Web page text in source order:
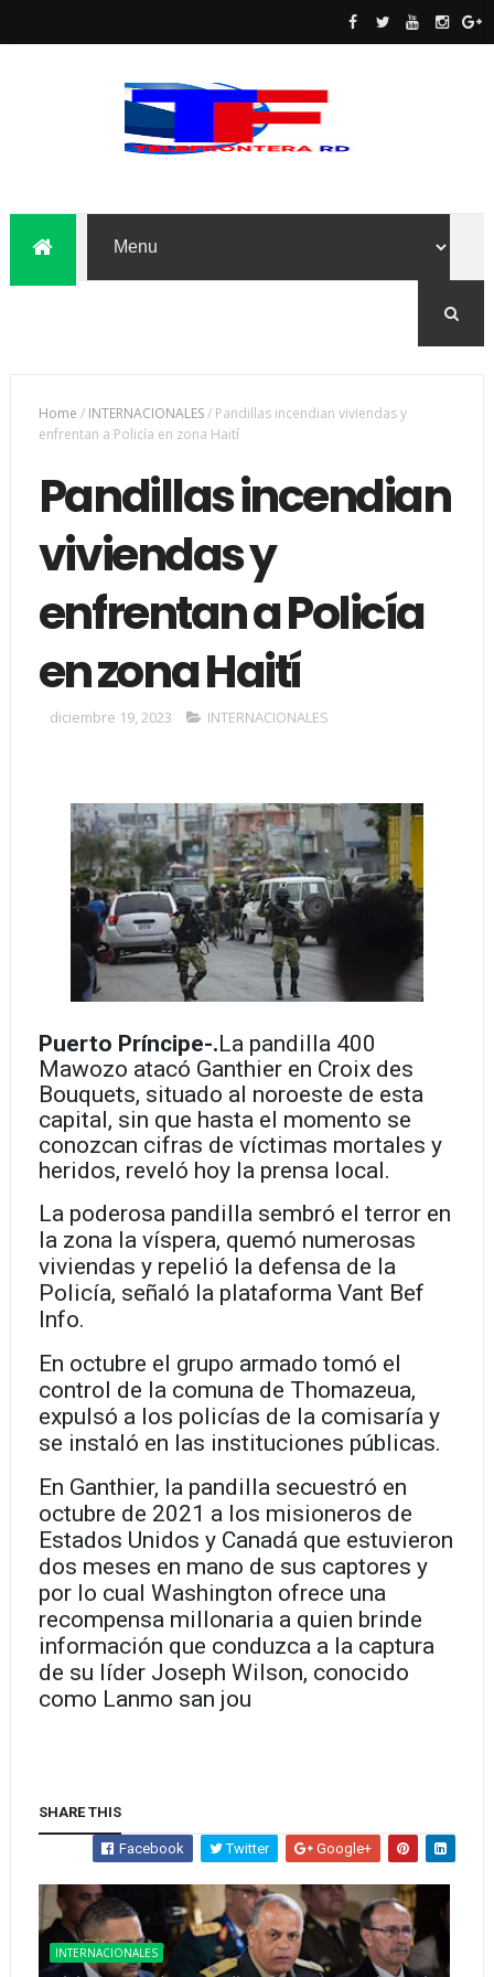
Home / INTERNACIONALES/ Pandillas incendian viviendas y
enfrentan a Policía en zona Haití
Pandillas incendian
viviendas y
enfrentan a Policía
en zona Haití
diciembre 19, 2023 INTERNACIONALES
Puerto Príncipe-.La pandilla 400
Mawozo atacó Ganthier en Croix des
Bouquets, situado al noroeste de esta
capital, sin que hasta el momento se
conozcan cifras de víctimas mortales y
heridos, reveló hoy la prensa local.
La poderosa pandilla sembró el terror en
la zona la víspera, quemó numerosas
viviendas y repelió la defensa de la
Policía, señaló la plataforma Vant Bef
Info.
En octubre el grupo armado tomó el
control de la comuna de Thomazeua,
expulsó a los policías de la comisaría y
se instaló en las instituciones públicas.
En Ganthier, la pandilla secuestró en
octubre de 2021 a los misioneros de
Estados Unidos y Canadá que estuvieron
dos meses en mano de sus captores y
por lo cual Washington ofrece una
recompensa millonaria a quien brinde
información que conduzca a la captura
de su líder Joseph Wilson, conocido
como Lanmo san jou
SHARE THIS
Facebook Twitter Google+
INTERNACIONALES